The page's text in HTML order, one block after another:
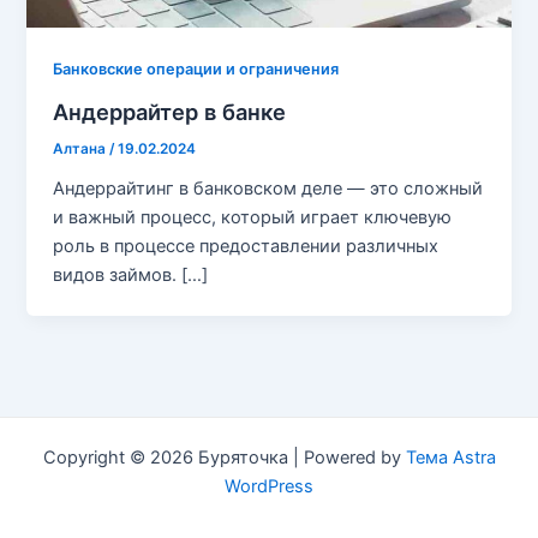
Банковские операции и ограничения
Андеррайтер в банке
Алтана/19.02.2024
Андеррайтинг в банковском деле — это сложный
и важный процесс, который играет ключевую
роль в процессе предоставлении различных
видов займов. […]
Copyright © 2026 Буряточка | Powered by Тема Astra
WordPress